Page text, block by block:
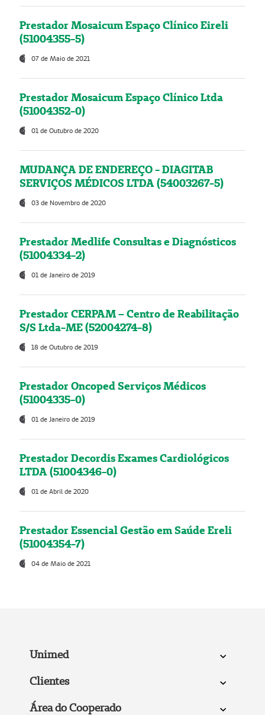
Prestador Mosaicum Espaço Clínico Eireli
(51004355-5)
07 de Maio de 2021
Prestador Mosaicum Espaço Clínico Ltda
(51004352-0)
01 de Outubro de 2020
MUDANÇA DE ENDEREÇO - DIAGITAB
SERVIÇOS MÉDICOS LTDA (54003267-5)
03 de Novembro de 2020
Prestador Medlife Consultas e Diagnósticos
(51004334-2)
01 de Janeiro de 2019
Prestador CERPAM – Centro de Reabilitação
S/S Ltda-ME (52004274-8)
18 de Outubro de 2019
Prestador Oncoped Serviços Médicos
(51004335-0)
01 de Janeiro de 2019
Prestador Decordis Exames Cardiológicos
LTDA (51004346-0)
01 de Abril de 2020
Prestador Essencial Gestão em Saúde Ereli
(51004354-7)
04 de Maio de 2021
Unimed
Clientes
Área do Cooperado